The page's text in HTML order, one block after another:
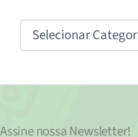
Assine nossaNewsletter!